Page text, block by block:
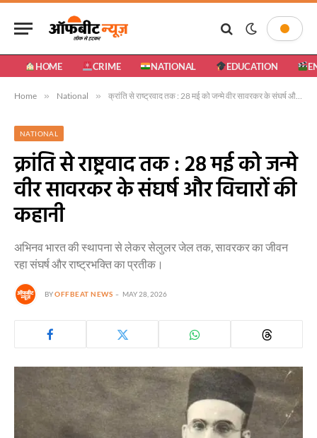
HOME CRIME NATIONAL EDUCATION
Home » National » क्रांति से राष्ट्रवाद तक : 28 मई को जन्मे वीर सावरकर के संघर्ष और विचारों की कहानी
NATIONAL
क्रांति से राष्ट्रवाद तक : 28 मई को जन्मे
वीर सावरकर के संघर्ष और विचारों की
कहानी
अभिनव भारत की स्थापना से लेकर सेलुलर जेल तक, सावरकर का जीवन
रहा संघर्ष और राष्ट्रभक्ति का प्रतीक।
BYOFFBEAT NEWS MAY 28, 2026